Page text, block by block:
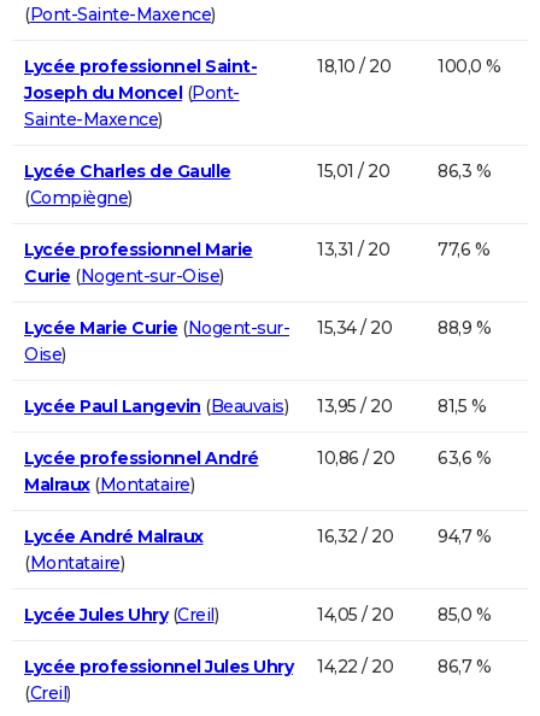
(Pont-Sainte-Maxence)
Lycée professionnel Saint-
Joseph du Moncel(Pont-
Sainte-Maxence)
18,10 / 20 100,0 %
Lycée Charles de Gaulle
(Compiègne)
15,01 / 20 86,3 %
Lycée professionnel Marie
Curie (Nogent-sur-Oise)
13,31 / 20 77,6 %
Lycée Marie Curie (Nogent-sur-
Oise)
15,34 / 20 88,9 %
Lycée Paul Langevin (Beauvais) 13,95 / 20 81,5 %
Lycée professionnel André
Malraux(Montataire)
10,86 / 20 63,6 %
Lycée André Malraux
(Montataire)
16,32 / 20 94,7 %
Lycée Jules Uhry(Creil) 14,05 / 20 85,0 %
Lycée professionnel Jules Uhry
(Creil)
14,22 / 20 86,7 %